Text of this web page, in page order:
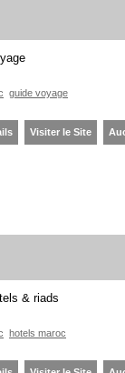
guide voyage
Visiter le Site
& riads
hotels maroc